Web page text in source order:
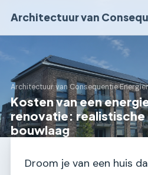
Architectuur van
Architectuur van Consequentie›
Kosten van een
renovatie:
bouwlaag
Droom je van een huis